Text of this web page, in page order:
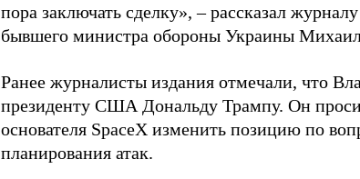
пора заключать сделку», – рассказал журналу
бывшего министра обороны Украины
Ранее журналисты издания отмечали, что
президенту США Дональду Трампу. Он
основателя SpaceX изменить позицию по
планирования атак.